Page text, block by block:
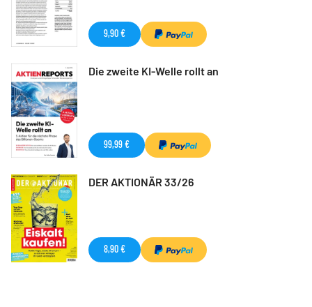
9,90 €
Die zweite KI-Welle rollt an
99,99 €
DER AKTIONÄR 33/26
8,90 €